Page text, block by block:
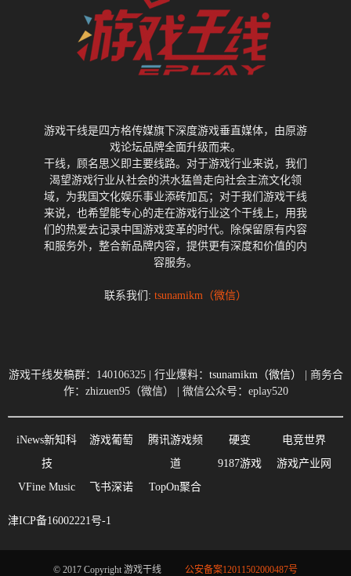
游戏干线是四方格传媒旗下深度游戏垂直媒体，由原游
戏论坛品牌全面升级而来。
干线，顾名思义即主要线路。对于游戏行业来说，我们
渴望游戏行业从社会的洪水猛兽走向社会主流文化领
域，为我国文化娱乐事业添砖加瓦；对于我们游戏干线
来说，也希望能专心的走在游戏行业这个干线上，用我
们的热爱去记录中国游戏变革的时代。除保留原有内容
和服务外，整合新品牌内容，提供更有深度和价值的内
容服务。
联系我们: tsunamikm（微信）
游戏干线发稿群：140106325 | 行业爆料： tsunamikm（微信）
| 商务合
作：zhizuen95（微信） | 微信公众号：eplay520
iNews新知科
技
游戏葡萄
腾讯游戏频
道
硬变
电竞世界
9187游戏
游戏产业网
VFine Music
飞书深诺 TopOn聚合
津ICP备16002221号-1
© 2017 Copyright 游戏干线 公安备案12011502000487号